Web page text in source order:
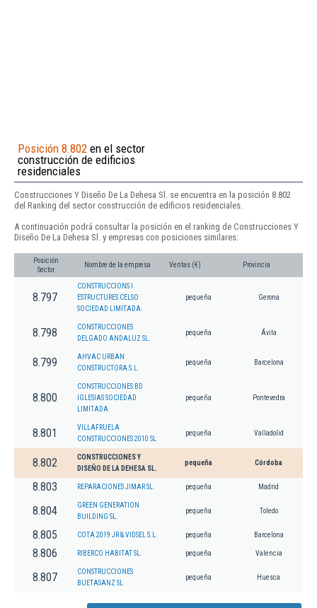
Posición 8.802 en el sector
construcción de edificios
residenciales
Construcciones Y Diseño De La Dehesa Sl. se encuentra en la posición 8.802
del Ranking del sector construcción de edificios residenciales.
A continuación podrá consultar la posición en el ranking de Construcciones Y
Diseño De La Dehesa Sl. y empresas con posiciones similares:
Posición
Sector
Nombre de la empresa Ventas (€) Provincia
8.797
CONSTRUCCIONS I
ESTRUCTURES CELSO
SOCIEDAD LIMITADA.
pequeña Gerona
8.798
CONSTRUCCIONES
DELGADO ANDALUZ SL.
pequeña Ávila
8.799
AHVAC URBAN
CONSTRUCTORA S.L.
pequeña Barcelona
8.800
CONSTRUCCIONES BD
IGLESIAS SOCIEDAD
LIMITADA.
pequeña Pontevedra
8.801
VILLAFRUELA
CONSTRUCCIONES 2010 SL
pequeña Valladolid
8.802
CONSTRUCCIONES Y
DISEÑO DE LA DEHESA SL.
pequeña Córdoba
8.803 REPARACIONES JIMAR SL. pequeña Madrid
8.804
GREEN GENERATION
BUILDING SL.
pequeña Toledo
8.805 COTA 2019 JR & VIDSEL S.L. pequeña Barcelona
8.806 RIBERCO HABITAT SL. pequeña Valencia
8.807
CONSTRUCCIONES
BUETASANZ SL
pequeña Huesca